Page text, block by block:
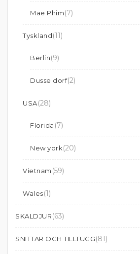
Mae Phim(7)
Tyskland(11)
Berlin(9)
Dusseldorf(2)
USA(28)
Florida (7)
New york(20)
Vietnam (59)
Wales(1)
SKALDJUR(63)
SNITTAR OCH TILLTUGG(81)